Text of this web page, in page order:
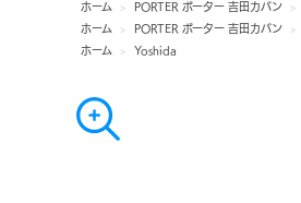
ホーム
> PORTER ポーター 吉田カバン >
ホーム
> PORTER ポーター 吉田カバン >
ホーム
> Yoshida